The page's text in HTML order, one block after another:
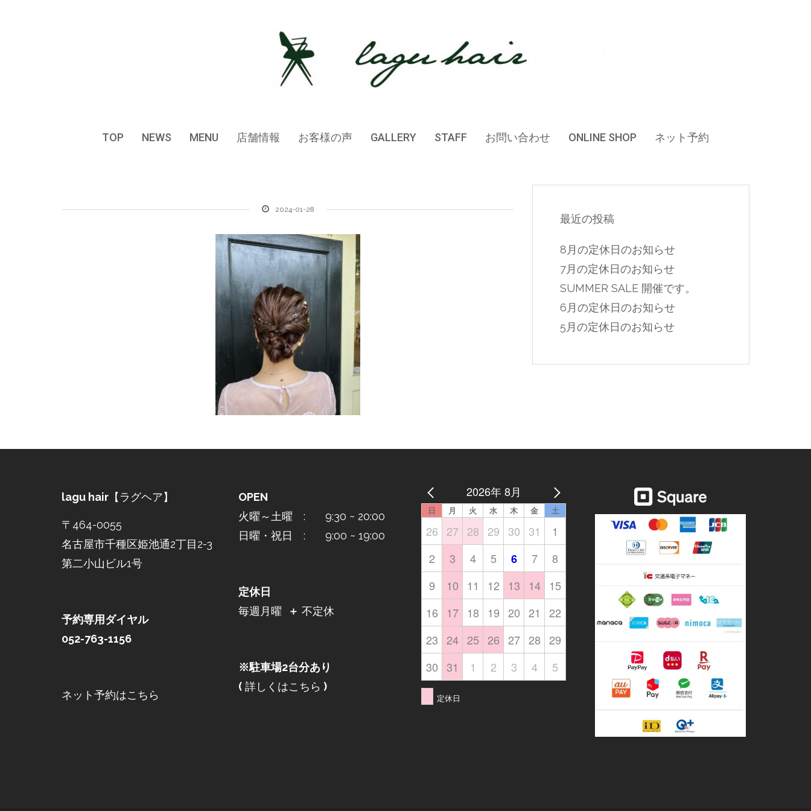
TOP NEWS MENU 店舗情報 お客様の声 GALLERY STAFF お問い合わせ ONLINE SHOP ネット予約
2024-01-28
最近の投稿
8月の定休日のお知らせ
7月の定休日のお知らせ
SUMMER SALE 開催です。
6月の定休日のお知らせ
5月の定休日のお知らせ
lagu hair 【ラグヘア】
〒464-0055
名古屋市千種区姫池通2丁目2-3
第二小山ビル1号
予約専用ダイヤル
052-763-1156
ネット予約はこちら
OPEN
火曜～土曜 : 9:30 ~ 20:00
日曜・祝日 : 9:00 ~ 19:00
定休日
毎週月曜
＋ 不定休
※駐車場2台分あり
(詳しくはこちら )
2026年 8月
日 月 火 水 木 金 土
26 27 28 29 30 31
1
2
3 4 5 6 7
8
9
10 11 12 13 14
15
16
17 18 19 20 21
22
23 24 25 26 27 28 29
30 31 1 2 3 4 5
定休日